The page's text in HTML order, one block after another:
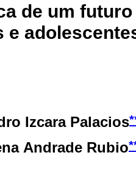
de um
e
Izcara Palacios
Andrade Rubio